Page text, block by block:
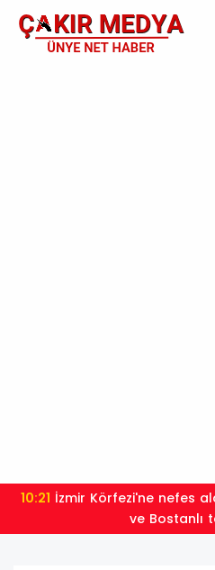
10:21
ve Bostanlı